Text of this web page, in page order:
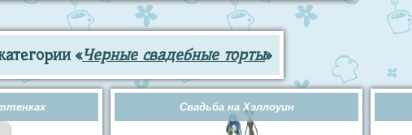
«Черные свадебные торты»
Свадьба на Хэллоуин